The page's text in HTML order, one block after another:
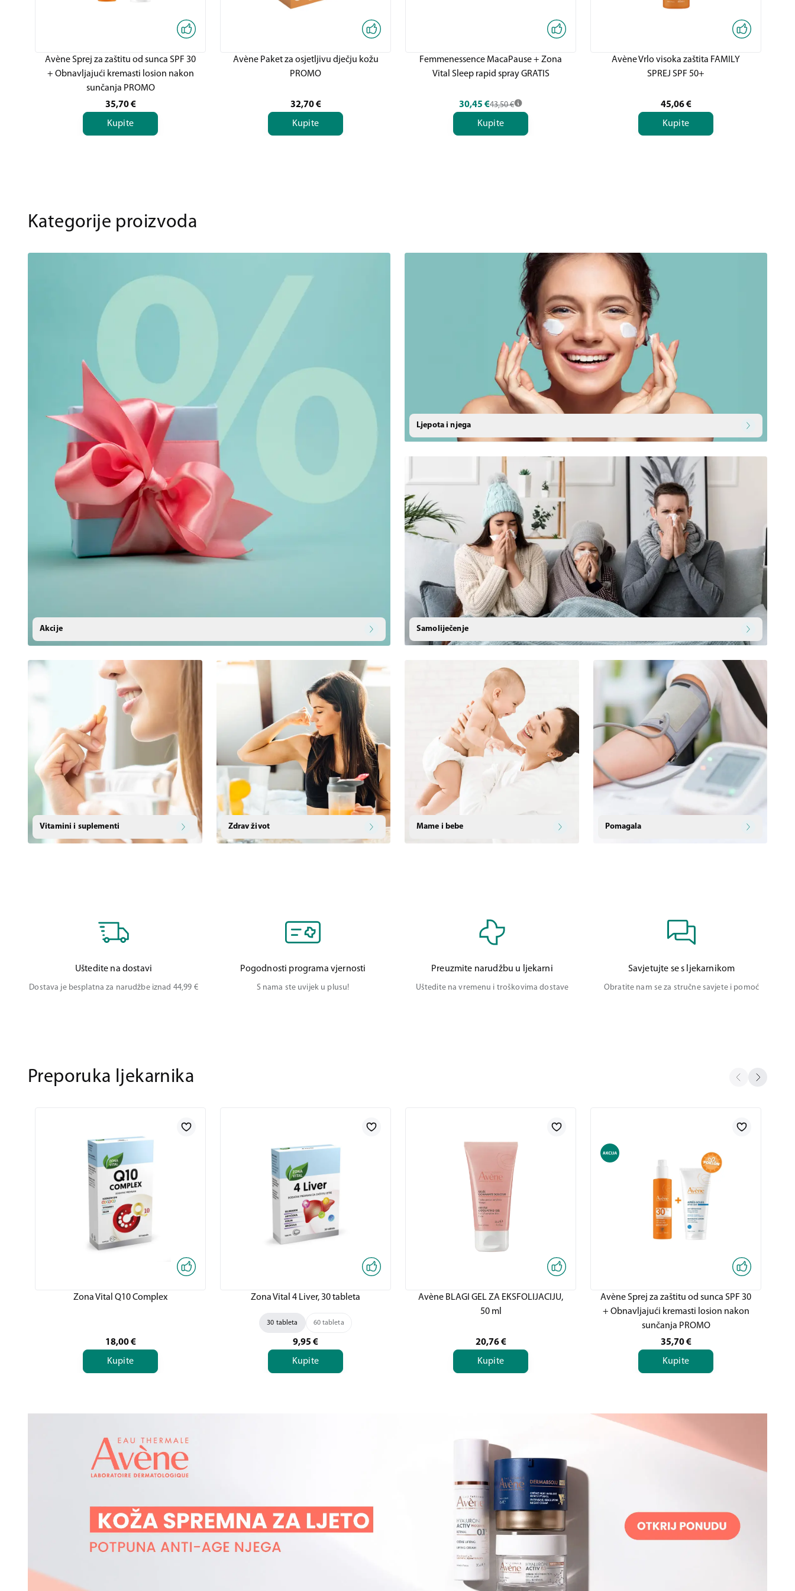
Avène Sprej za zaštitu od sunca SPF 30
+ Obnavljajući kremasti losion nakon
sunčanja PROMO
35,70 €
Kupite
Avène Paket za osjetljivu dječju kožu
PROMO
32,70 €
Kupite
Femmenessence MacaPause + Zona
Vital Sleep rapid spray GRATIS
30,45 €43,50 €
Kupite
Avène Vrlo visoka zaštita FAMILY
SPREJ SPF 50+
45,06 €
Kupite
Kategorije proizvoda
Akcije
Ljepota i njega
Samoliječenje
Vitamini i suplementi Zdrav život Mame i bebe Pomagala
Uštedite na dostavi
Dostava je besplatna za narudžbe iznad 44,99 €
Pogodnosti programa vjernosti
S nama ste uvijek u plusu!
Preuzmite narudžbu u ljekarni
Uštedite na vremenu i troškovima dostave
Savjetujte se s ljekarnikom
Obratite nam se za stručne savjete i pomoć
Preporuka ljekarnika
Zona Vital Q10 Complex
18,00 €
Kupite
Zona Vital 4 Liver, 30 tableta
30 tableta 60 tableta
9,95 €
Kupite
Avène BLAGI GEL ZA EKSFOLIJACIJU,
50 ml
20,76 €
Kupite
Avène Sprej za zaštitu od sunca SPF 30
+ Obnavljajući kremasti losion nakon
sunčanja PROMO
35,70 €
Kupite